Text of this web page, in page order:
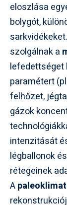
eloszlása
bolygót,
szolgálnak a
lefedettséget
paramétert
felhőzet,
gázok
intenzitását
légballonok
rétegeinek
A